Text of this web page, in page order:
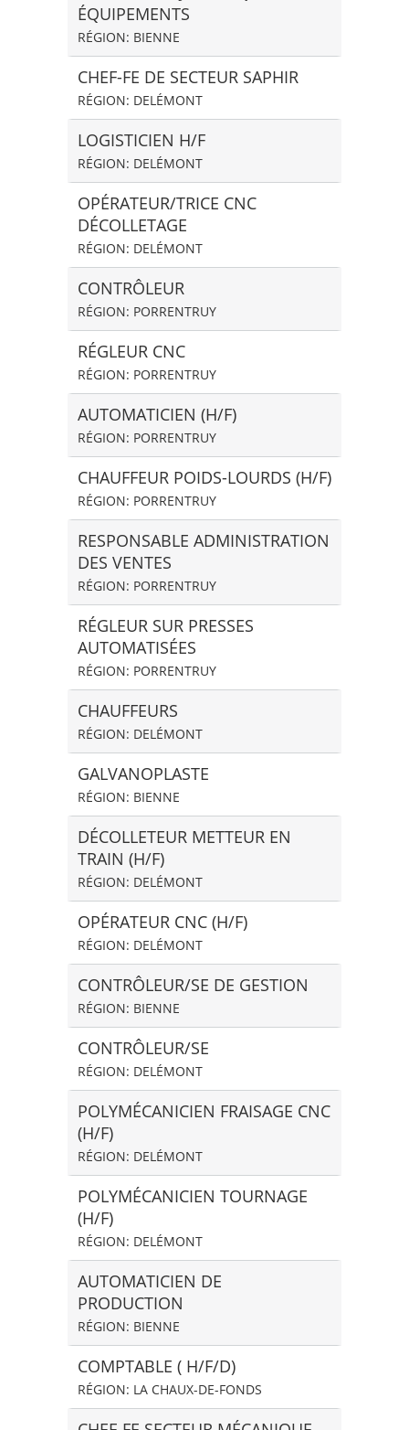
ÉQUIPEMENTS
RÉGION: BIENNE
CHEF-FE DE SECTEUR SAPHIR
RÉGION: DELÉMONT
LOGISTICIEN H/F
RÉGION: DELÉMONT
OPÉRATEUR/TRICE CNC
DÉCOLLETAGE
RÉGION: DELÉMONT
CONTRÔLEUR
RÉGION: PORRENTRUY
RÉGLEUR CNC
RÉGION: PORRENTRUY
AUTOMATICIEN (H/F)
RÉGION: PORRENTRUY
CHAUFFEUR POIDS-LOURDS (H/F)
RÉGION: PORRENTRUY
RESPONSABLE ADMINISTRATION
DES VENTES
RÉGION: PORRENTRUY
RÉGLEUR SUR PRESSES
AUTOMATISÉES
RÉGION: PORRENTRUY
CHAUFFEURS
RÉGION: DELÉMONT
GALVANOPLASTE
RÉGION: BIENNE
DÉCOLLETEUR METTEUR EN
TRAIN (H/F)
RÉGION: DELÉMONT
OPÉRATEUR CNC (H/F)
RÉGION: DELÉMONT
CONTRÔLEUR/SE DE GESTION
RÉGION: BIENNE
CONTRÔLEUR/SE
RÉGION: DELÉMONT
POLYMÉCANICIEN FRAISAGE CNC
(H/F)
RÉGION: DELÉMONT
POLYMÉCANICIEN TOURNAGE
(H/F)
RÉGION: DELÉMONT
AUTOMATICIEN DE
PRODUCTION
RÉGION: BIENNE
COMPTABLE ( H/F/D)
RÉGION: LA CHAUX-DE-FONDS